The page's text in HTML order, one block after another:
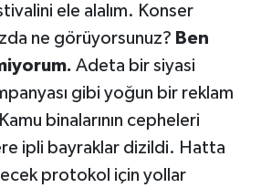
ele alalım. Konser
ne görüyorsunuz? Ben
Adeta bir siyasi
gibi yoğun bir reklam
binalarının cepheleri
ipli bayraklar dizildi. Hatta
protokol için yollar